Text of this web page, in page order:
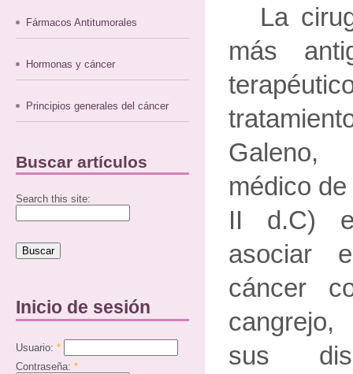
Fármacos Antitumorales
Hormonas y cáncer
Principios generales del cáncer
Buscar artículos
Search this site:
Inicio de sesión
Usuario: *
Contraseña: *
La
más
médico
II d.C)
asociar
cáncer
sus